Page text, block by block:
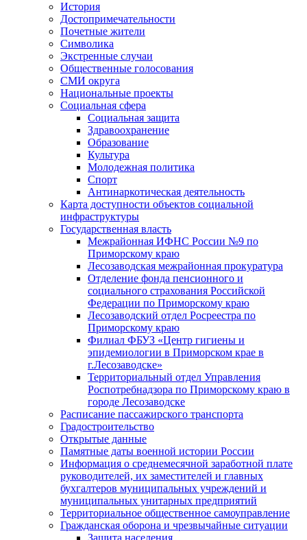
История
Достопримечательности
Почетные жители
Символика
Экстренные случаи
Общественные голосования
СМИ округа
Национальные проекты
Социальная сфера
Социальная защита
Здравоохранение
Образование
Культура
Молодежная политика
Спорт
Антинаркотическая деятельность
Карта доступности объектов социальной
инфраструктуры
Государственная власть
Межрайонная ИФНС России №9 по
Приморскому краю
Лесозаводская межрайонная прокуратура
Отделение фонда пенсионного и
социального страхования Российской
Федерации по Приморскому краю
Лесозаводский отдел Росреестра по
Приморскому краю
Филиал ФБУЗ «Центр гигиены и
эпидемиологии в Приморском крае в
г.Лесозаводске»
Территориальный отдел Управления
Роспотребнадзора по Приморскому краю в
городе Лесозаводске
Расписание пассажирского транспорта
Градостроительство
Открытые данные
Памятные даты военной истории России
Информация о среднемесячной заработной плате
руководителей, их заместителей и главных
бухгалтеров муниципальных учреждений и
муниципальных унитарных предприятий
Территориальное общественное самоуправление
Гражданская оборона и чрезвычайные ситуации